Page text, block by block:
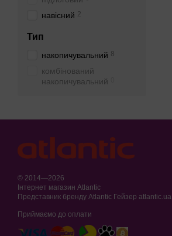
навісний 2
Тип
накопичувальний 8
комбінований
накопичувальний
© 2014—2026
Інтернет магазин Atlantic
Представник бренду Atlantic Гейзер atlantic.ua
Приймаємо до оплати